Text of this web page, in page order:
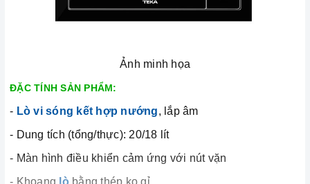
Ảnh minh họa
ĐẶC TÍNH SẢN PHẨM:
- Lò vi sóng kết hợp nướng, lắp âm
- Dung tích (tổng/thực): 20/18 lít
- Màn hình điều khiển cảm ứng với nút vặn
- Khoang lò bằng thép ko gỉ